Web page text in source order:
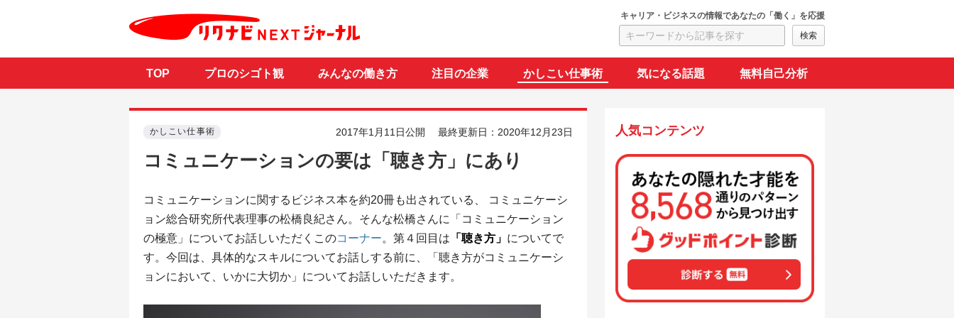
キャリア・ビジネスの情報であなたの「働く」を応援
TOP プロのシゴト観 みんなの働き方 注目の企業 かしこい仕事術 気になる話題 無料自己分析
かしこい仕事術 2017年1月11日公開 最終更新日：2020年12月23日
コミュニケーションの要は「聴き方」にあり
コミュニケーションに関するビジネス本を約20冊も出されている、 コミュニケーシ
ョン総合研究所代表理事の松橋良紀さん。そんな松橋さんに「コミュニケーション
の極意」についてお話しいただくこのコーナー。第４回目は 「聴き方」 についてで
す。今回は、具体的なスキルについてお話しする前に、「聴き方がコミュニケーシ
ョンにおいて、いかに大切か」についてお話しいただきます。
人気コンテンツ